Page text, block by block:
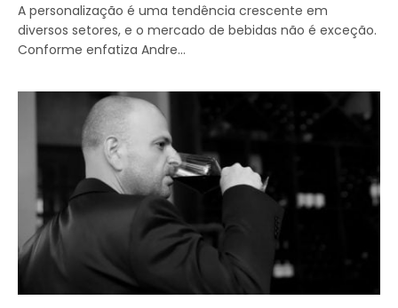
A personalização é uma tendência crescente em
diversos setores, e o mercado de bebidas não é exceção.
Conforme enfatiza Andre…